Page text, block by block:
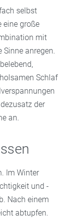
wie
Schmerzen
selbst
eine große
mit
Sinne anregen.
Schlaf
der
an.
Im Winter
und -
Nach einem
abtupfen.